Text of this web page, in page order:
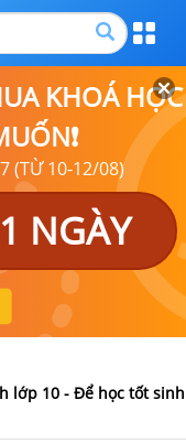
KHOÁ HỌC
(TỪ 10-12/08)
NGÀY
lớp 10 - Để học tốt sinh